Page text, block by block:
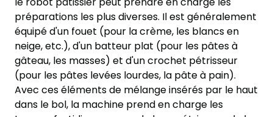
préparations les plus diverses. Il est généralement
équipé d'un fouet (pour la crème, les blancs en
neige, etc.), d'un batteur plat (pour les pâtes à
gâteau, les masses) et d'un crochet pétrisseur
(pour les pâtes levées lourdes, la pâte à pain).
Avec ces éléments de mélange insérés par le haut
dans le bol, la machine prend en charge les